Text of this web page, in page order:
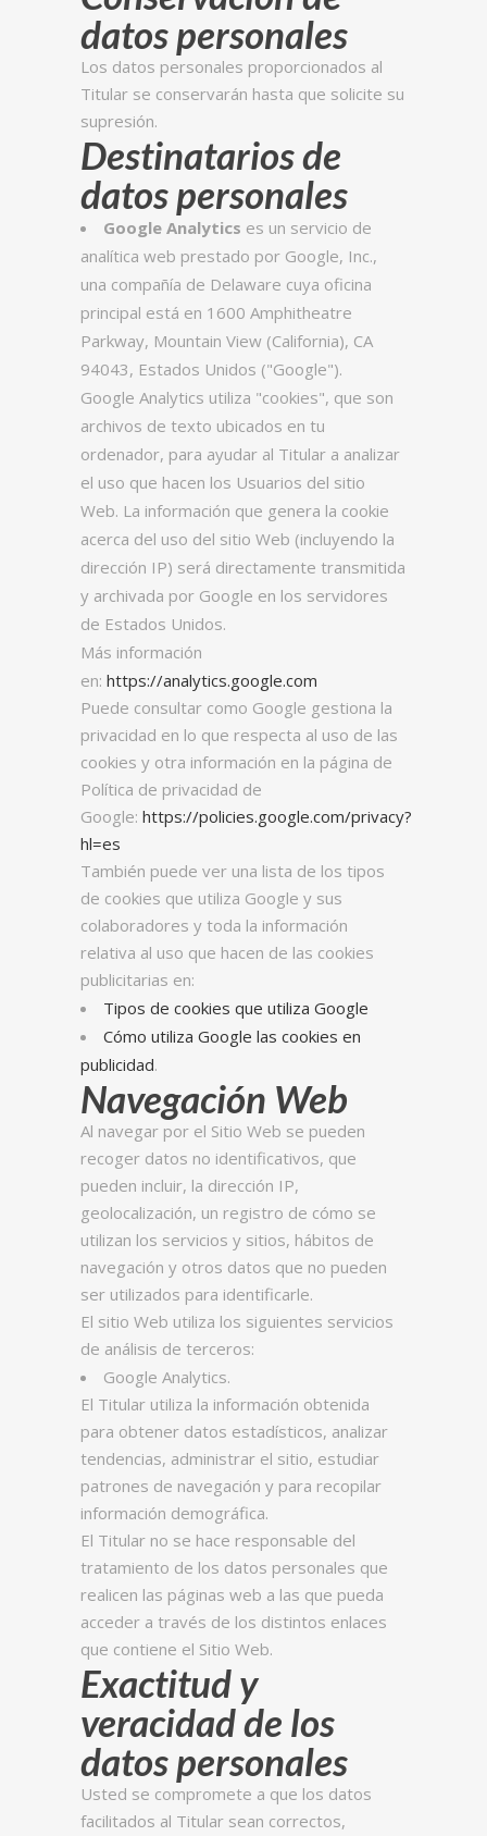
datos personales
Los datos personales proporcionados al
Titular se conservarán hasta que solicite su
supresión.
Destinatarios de
datos personales
Google Analytics es un servicio de
analítica web prestado por Google, Inc.,
una compañía de Delaware cuya oficina
principal está en 1600 Amphitheatre
Parkway, Mountain View (California), CA
94043, Estados Unidos ("Google").
Google Analytics utiliza "cookies", que son
archivos de texto ubicados en tu
ordenador, para ayudar al Titular a analizar
el uso que hacen los Usuarios del sitio
Web. La información que genera la cookie
acerca del uso del sitio Web (incluyendo la
dirección IP) será directamente transmitida
y archivada por Google en los servidores
de Estados Unidos.
Más información
en: https://analytics.google.com
Puede consultar como Google gestiona la
privacidad en lo que respecta al uso de las
cookies y otra información en la página de
Política de privacidad de
Google: https://policies.google.com/privacy?
hl=es
También puede ver una lista de los tipos
de cookies que utiliza Google y sus
colaboradores y toda la información
relativa al uso que hacen de las cookies
publicitarias en:
Tipos de cookies que utiliza Google
Cómo utiliza Google las cookies en
publicidad.
Navegación Web
Al navegar por el Sitio Web se pueden
recoger datos no identificativos, que
pueden incluir, la dirección IP,
geolocalización, un registro de cómo se
utilizan los servicios y sitios, hábitos de
navegación y otros datos que no pueden
ser utilizados para identificarle.
El sitio Web utiliza los siguientes servicios
de análisis de terceros:
Google Analytics.
El Titular utiliza la información obtenida
para obtener datos estadísticos, analizar
tendencias, administrar el sitio, estudiar
patrones de navegación y para recopilar
información demográfica.
El Titular no se hace responsable del
tratamiento de los datos personales que
realicen las páginas web a las que pueda
acceder a través de los distintos enlaces
que contiene el Sitio Web.
Exactitud y
veracidad de los
datos personales
Usted se compromete a que los datos
facilitados al Titular sean correctos,